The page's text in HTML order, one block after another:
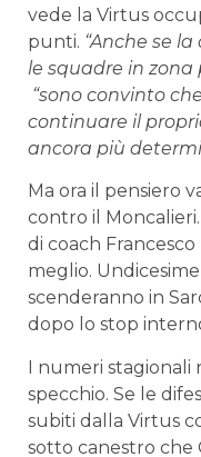
vede la Virtus
punti. “Anche se
le squadre in zona
“sono convinto
continuare il
ancora più
Ma ora il pensiero
contro il
di coach Francesco
meglio.
scenderanno in
dopo lo stop
I numeri stagionali
specchio. Se le
subiti dalla Virtus
sotto canestro che